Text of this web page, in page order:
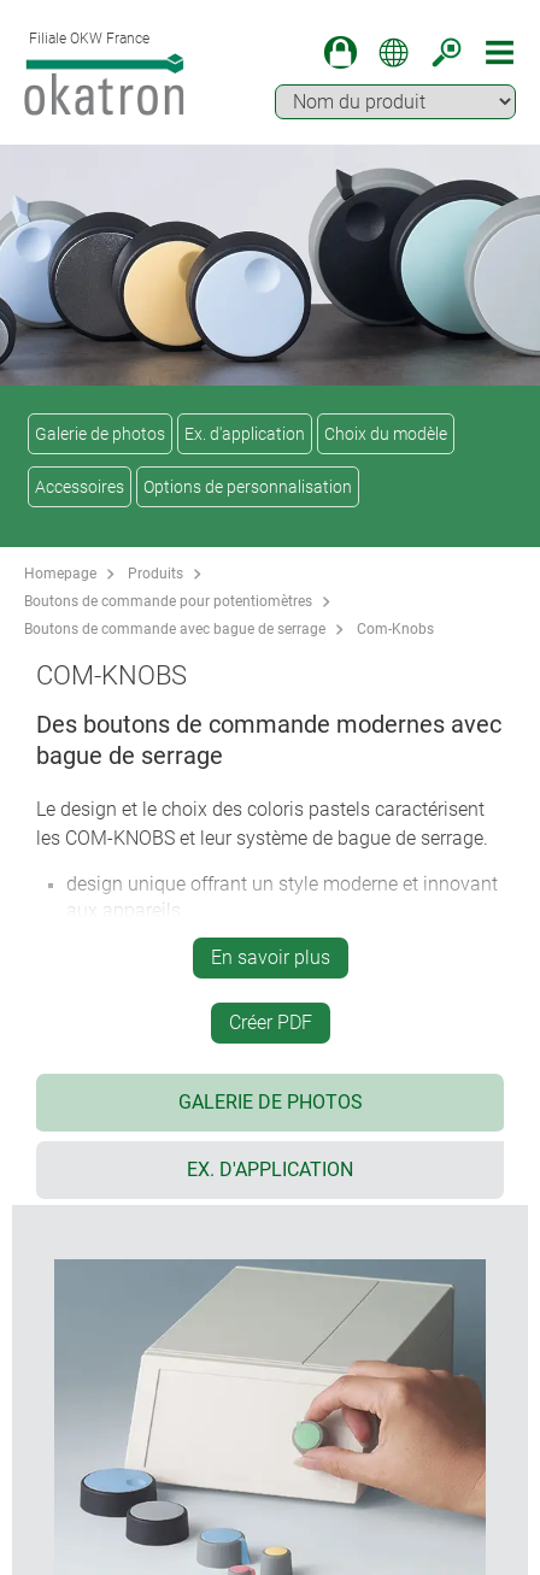
Filiale OKW France
Galerie de photos Ex. d'application Choix du modèle
Accessoires Options de personnalisation
Homepage
Produits
Boutons de commande pour potentiomètres
Boutons de commande avec bague de serrage
Com-Knobs
COM-KNOBS
Des boutons de commande modernes avec
bague de serrage
Le design et le choix des coloris pastels caractérisent
les COM-KNOBS et leur système de bague de serrage.
design unique offrant un style moderne et innovant
aux appareils
capuchon avec une finition chromée matte pour un
effet métallique haut de gamme (tailles 23-40)
commande fiable grâce à la fixation par bague de
avec/sans empreinte facilitant le réglage
à combiner avec disque, cadran, ou jupe pour écrou
garantissant un style uniforme lorsque vous utilisez
des produits issus de ces deux familles
combinaison de couleurs modernes aux tons
Tailles des boutons Alésages
ø 16, 20, 23 mm 4 mm, 6 mm, 1/4"
ø 31 mm
En savoir plus
Créer PDF
GALERIE DE PHOTOS
EX. D'APPLICATION